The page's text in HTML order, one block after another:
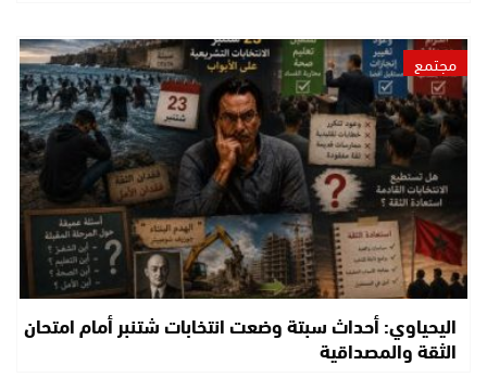
مجتمع
اليحياوي: أحداث سبتة وضعت انتخابات شتنبر أمام امتحان
الثقة والمصداقية